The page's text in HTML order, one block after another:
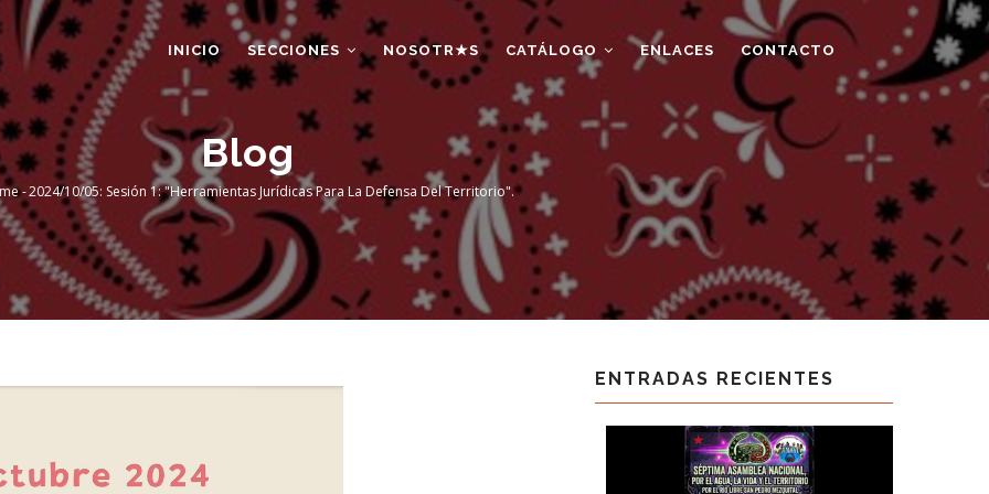
INICIO SECCIONES NOSOTR★S CATÁLOGO ENLACES CONTACTO
Blog
-2024/10/05: Sesión 1: "Herramientas Jurídicas Para La Defensa Del Territorio".
ENTRADAS RECIENTES